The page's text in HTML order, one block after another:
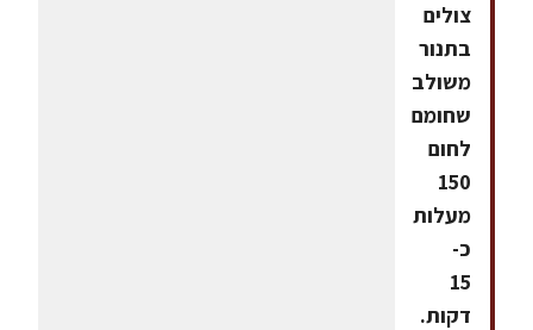
צולים
בתנור
משולב
שחומם
לחום
150
מעלות
כ-
15
דקות.